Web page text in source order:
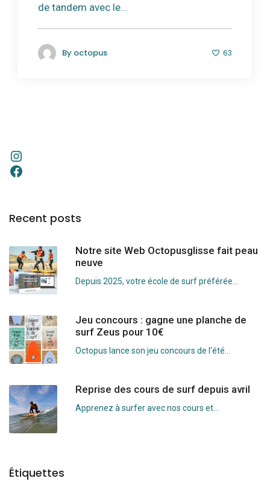
de tandem avec le...
By octopus 63
Recent posts
Notre site Web Octopusglisse fait peau
neuve
Depuis 2025, votre école de surf préférée...
Jeu concours : gagne une planche de
surf Zeus pour 10€
Octopus lance son jeu concours de l'été...
Reprise des cours de surf depuis avril
Apprenez à surfer avec nos cours et...
Étiquettes